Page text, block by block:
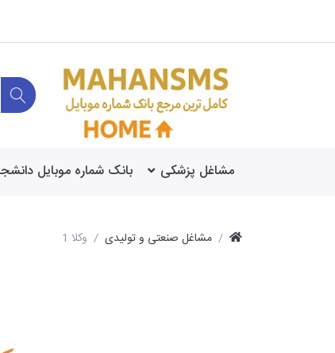
مشاغل پزشکی بانک شماره موبایل
مشاغل صنعتی و تولیدی وکلا 1